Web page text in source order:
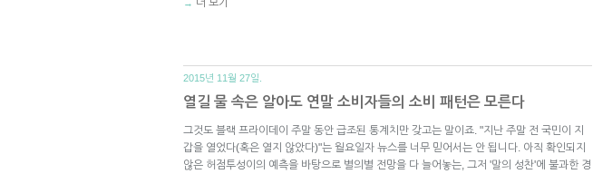
→ 더 보기
2015년 11월 27일.
열길 물 속은 알아도 연말 소비자들의 소비 패턴은 모른다
그것도 블랙 프라이데이 주말 동안 급조된 통계치만 갖고는 말이죠. "지난 주말 전 국민이 지
갑을 열었다(혹은 열지 않았다)"는 월요일자 뉴스를 너무 믿어서는 안 됩니다. 아직 확인되지
않은 허점투성이의 예측을 바탕으로 별의별 전망을 다 늘어놓는, 그저 '말의 성찬'에 불과한 경